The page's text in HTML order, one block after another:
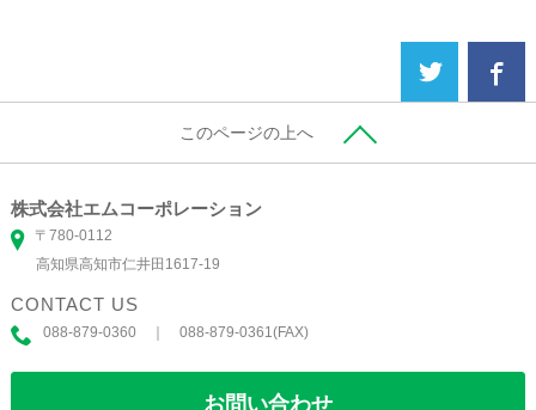
このページの上へ
株式会社エムコーポレーション
〒780-0112
高知県高知市仁井田1617-19
CONTACT US
088-879-0360 ｜ 088-879-0361(FAX)
お問い合わせ